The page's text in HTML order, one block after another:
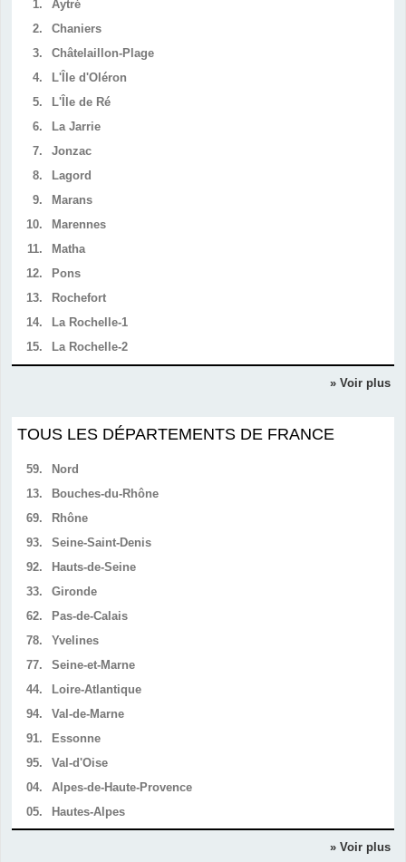
1.
Aytré
2.
Chaniers
3.
Châtelaillon-Plage
4.
L'Île d'Oléron
5.
L'Île de Ré
6.
La Jarrie
7.
Jonzac
8.
Lagord
9.
Marans
10.
Marennes
11.
Matha
12.
Pons
13.
Rochefort
14.
La Rochelle-1
15.
La Rochelle-2
» Voir plus
TOUS LES DÉPARTEMENTS DE FRANCE
59.
Nord
13.
Bouches-du-Rhône
69.
Rhône
93.
Seine-Saint-Denis
92.
Hauts-de-Seine
33.
Gironde
62.
Pas-de-Calais
78.
Yvelines
77.
Seine-et-Marne
44.
Loire-Atlantique
94.
Val-de-Marne
91.
Essonne
95.
Val-d'Oise
04.
Alpes-de-Haute-Provence
05.
Hautes-Alpes
» Voir plus